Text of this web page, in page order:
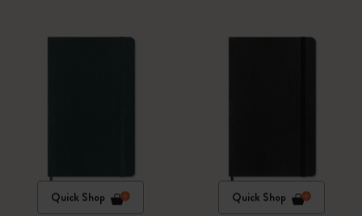
Quick Shop Quick Shop